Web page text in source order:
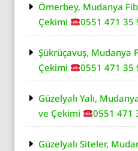
Ömerbey, Mudanya
Çekimi
0551 471 35
Şükrüçavuş, Mudanya
Çekimi
0551 471 35
Güzelyalı Yalı,
ve Çekimi
0551 471
Güzelyalı Siteler,